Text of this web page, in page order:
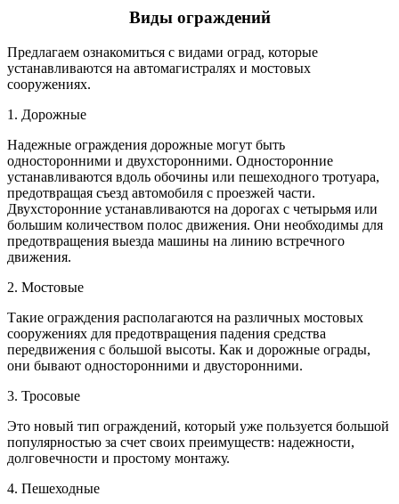
Виды ограждений
Предлагаем ознакомиться с видами оград, которые
устанавливаются на автомагистралях и мостовых
сооружениях.
1. Дорожные
Надежные ограждения дорожные могут быть
односторонними и двухсторонними. Односторонние
устанавливаются вдоль обочины или пешеходного тротуара,
предотвращая съезд автомобиля с проезжей части.
Двухсторонние устанавливаются на дорогах с четырьмя или
большим количеством полос движения. Они необходимы для
предотвращения выезда машины на линию встречного
движения.
2. Мостовые
Такие ограждения располагаются на различных мостовых
сооружениях для предотвращения падения средства
передвижения с большой высоты. Как и дорожные ограды,
они бывают односторонними и двусторонними.
3. Тросовые
Это новый тип ограждений, который уже пользуется большой
популярностью за счет своих преимуществ: надежности,
долговечности и простому монтажу.
4. Пешеходные